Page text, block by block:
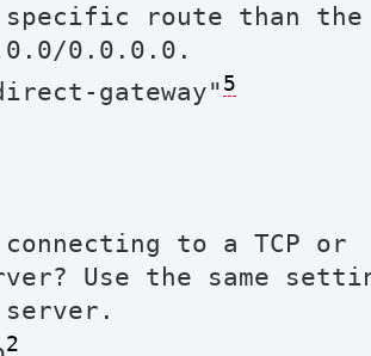
specific route than
0.0.0.0.
gateway" 5
to a TCP or
Use the same
2